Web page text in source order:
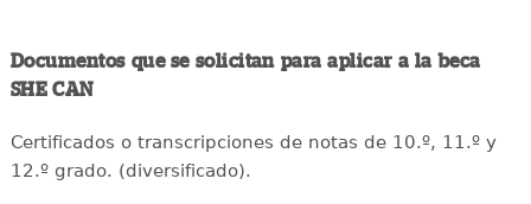
Documentos que se solicitan para aplicar a la beca
SHE CAN
Certificados o transcripciones de notas de 10.º, 11.º y
12.º grado. (diversificado).